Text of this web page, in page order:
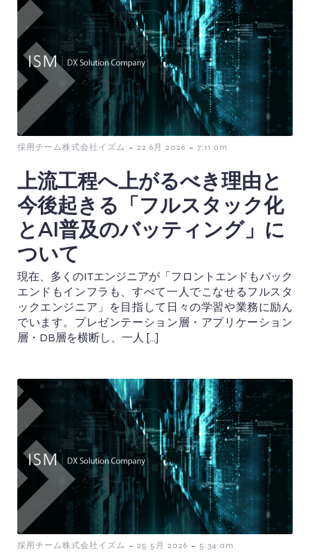
採用チーム株式会社イズム - 22 6月 2026 - 7:11 am
上流工程へ上がるべき理由と
今後起きる「フルスタック化
とAI普及のバッティング」に
ついて
現在、多くのITエンジニアが「フロントエンドもバック
エンドもインフラも、すべて一人でこなせるフルスタ
ックエンジニア」を目指して日々の学習や業務に励ん
でいます。プレゼンテーション層・アプリケーション
層・DB層を横断し、一人 […]
採用チーム株式会社イズム - 25 5月 2026 - 5:34 am